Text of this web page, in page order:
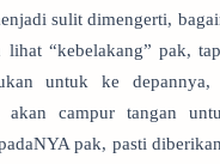
sulit dimengerti,
lihat “kebelakang” pak,
untuk ke
akan campur tangan
pak, pasti